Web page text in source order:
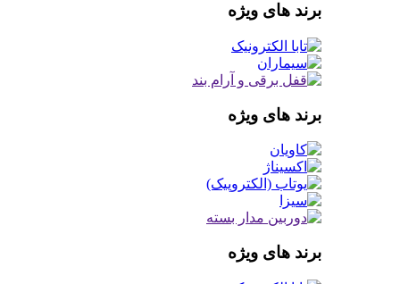
برند های ویژه
برند های ویژه
برند های ویژه